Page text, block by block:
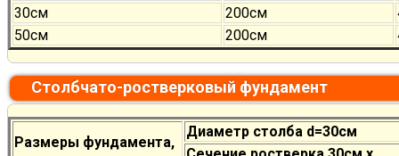
30см
200см
50см
200см
Столбчато-ростверковый фундамент
Размеры фундамента,
Диаметр столба d=30см